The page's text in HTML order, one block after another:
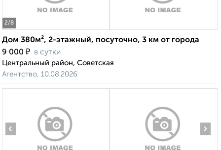
2/8
Дом 380м², 2-этажный, посуточно, 3 км от города
9 000 ₽ в сутки
Центральный район, Советская
Агентство, 10.08.2026
‹ ›